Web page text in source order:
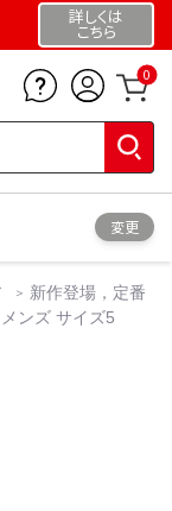
詳しくは
こちら
0
変更
新作登場，定番
ンズ サイズ5